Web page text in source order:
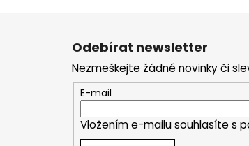
Z
Odebírat newsletter
Nezmeškejte žádné novinky či
E-mail
Vložením e-mailu souhlasíte s